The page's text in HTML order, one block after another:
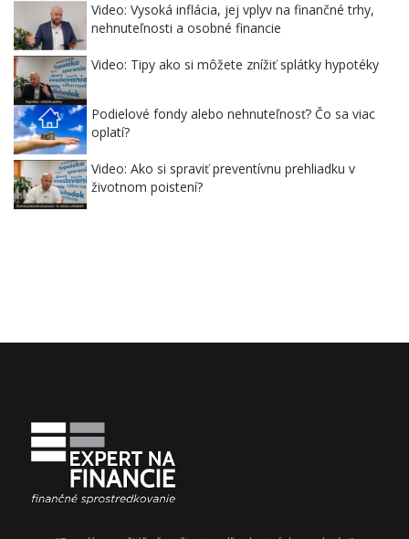
Video: Vysoká inflácia, jej vplyv na finančné trhy,
nehnuteľnosti a osobné financie
Video: Tipy ako si môžete znížiť splátky hypotéky
Podielové fondy alebo nehnuteľnosť? Čo sa viac
oplatí?
Video: Ako si spraviť preventívnu prehliadku v
životnom poistení?